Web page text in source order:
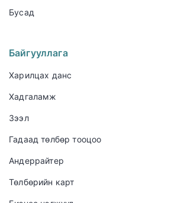
Бусад
Байгууллага
Харилцах данс
Хадгаламж
Зээл
Гадаад төлбөр тооцоо
Андеррайтер
Төлбөрийн карт